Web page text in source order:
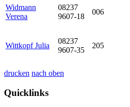
Widmann
Verena
08237
9607-18
006
Wittkopf Julia
08237
9607-35
205
drucken nach oben
Quicklinks